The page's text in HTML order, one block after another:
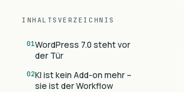
INHALTSVERZEICHNIS
WordPress 7.0 steht vor
der Tür
KI ist kein Add-on mehr –
sie ist der Workflow